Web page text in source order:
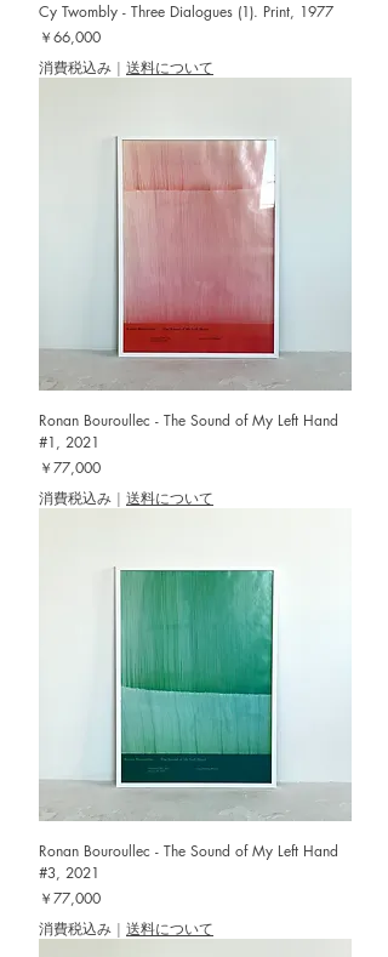
Cy Twombly - Three Dialogues (1). Print, 1977
価格
￥66,000
消費税込み | 送料について
Ronan Bouroullec - The Sound of My Left Hand
#1, 2021
価格
￥77,000
消費税込み | 送料について
Ronan Bouroullec - The Sound of My Left Hand
#3, 2021
価格
￥77,000
消費税込み | 送料について